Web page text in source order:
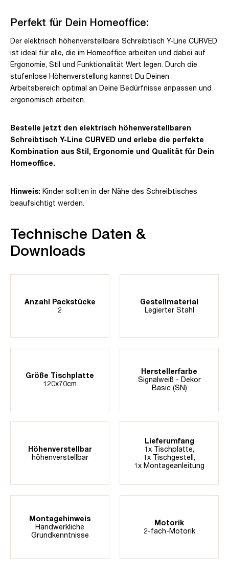
Perfekt für Dein Homeoffice:
Der elektrisch höhenverstellbare Schreibtisch Y-Line CURVED
ist ideal für alle, die im Homeoffice arbeiten und dabei auf
Ergonomie, Stil und Funktionalität Wert legen. Durch die
stufenlose Höhenverstellung kannst Du Deinen
Arbeitsbereich optimal an Deine Bedürfnisse anpassen und
ergonomisch arbeiten.
Bestelle jetzt den elektrisch höhenverstellbaren
Schreibtisch Y-Line CURVED und erlebe die perfekte
Kombination aus Stil, Ergonomie und Qualität für Dein
Homeoffice.
Hinweis: Kinder sollten in der Nähe des Schreibtisches
beaufsichtigt werden.
Technische Daten &
Downloads
Anzahl Packstücke
2
Gestellmaterial
Legierter Stahl
Größe Tischplatte
120x70cm
Herstellerfarbe
Signalweiß - Dekor
Basic (SN)
Höhenverstellbar
höhenverstellbar
Lieferumfang
1x Tischplatte,
1x Tischgestell,
1x Montageanleitung
Montagehinweis
Handwerkliche
Grundkenntnisse
Motorik
2-fach-Motorik